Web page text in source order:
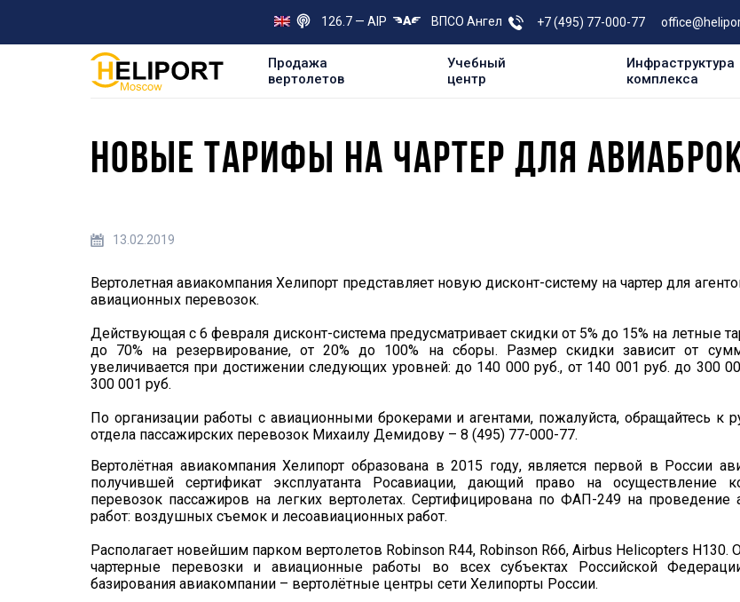
126.7 — AIP ВПСО Ангел +7 (495) 77-000-77
Продажа
вертолетов
Учебный
центр
Инфраструктура
комплекса
НОВЫЕ ТАРИФЫ НА ЧАРТЕР ДЛЯ
13.02.2019
Вертолетная авиакомпания Хелипорт представляет новую дисконт-систему на чартер для
авиационных перевозок.
Действующая с 6 февраля дисконт-система предусматривает скидки от 5% до 15% на летные
до 70% на резервирование, от 20% до 100% на сборы. Размер скидки зависит от
увеличивается при достижении следующих уровней: до 140 000 руб., от 140 001 руб. до 300
300 001 руб.
По организации работы с авиационными брокерами и агентами, пожалуйста, обращайтесь к
отдела пассажирских перевозок Михаилу Демидову – 8 (495) 77-000-77.
Вертолётная авиакомпания Хелипорт образована в 2015 году, является первой в России
получившей сертификат эксплуатанта Росавиации, дающий право на осуществление
перевозок пассажиров на легких вертолетах. Сертифицирована по ФАП-249 на проведение
работ: воздушных съемок и лесоавиационных работ.
Располагает новейшим парком вертолетов Robinson R44, Robinson R66, Airbus Helicopters H130.
чартерные перевозки и авиационные работы во всех субъектах Российской
базирования авиакомпании – вертолётные центры сети Хелипорты России.